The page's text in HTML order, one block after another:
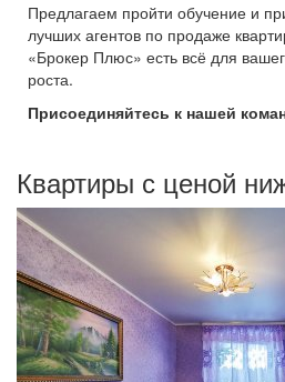
Предлагаем пройти обучение и
лучших агентов по продаже
«Брокер Плюс» есть всё для
роста.
Присоединяйтесь к нашей
Квартиры с ценой